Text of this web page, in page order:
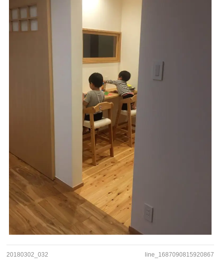
20180302_032 line_1687090815920867